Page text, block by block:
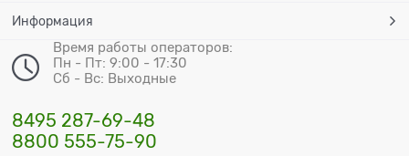
Информация
Время работы операторов:
Пн - Пт: 9:00 - 17:30
Сб - Вс: Выходные
8495 287-69-48
8800 555-75-90